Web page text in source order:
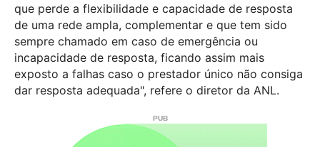
que perde a flexibilidade e capacidade de resposta
de uma rede ampla, complementar e que tem sido
sempre chamado em caso de emergência ou
incapacidade de resposta, ficando assim mais
exposto a falhas caso o prestador único não consiga
dar resposta adequada", refere o diretor da ANL.